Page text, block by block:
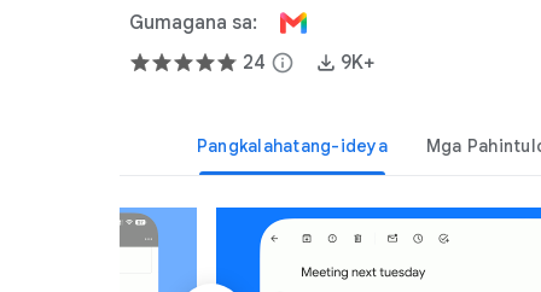
Gumagana sa:
24 info 9K+
Pangkalahatang-ideya Mga